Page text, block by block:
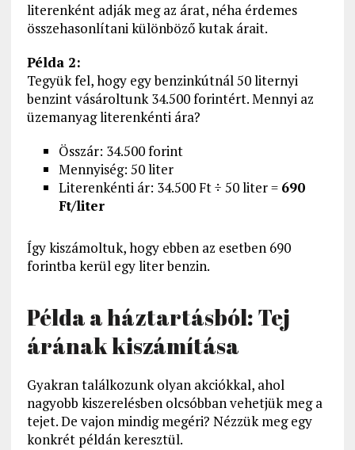
literenként adják meg az árat, néha érdemes
összehasonlítani különböző kutak árait.
Példa 2:
Tegyük fel, hogy egy benzinkútnál 50 liternyi
benzint vásároltunk 34.500 forintért. Mennyi az
üzemanyag literenkénti ára?
Összár: 34.500 forint
Mennyiség: 50 liter
Literenkénti ár: 34.500 Ft ÷ 50 liter = 690
Ft/liter
Így kiszámoltuk, hogy ebben az esetben 690
forintba kerül egy liter benzin.
Példa a háztartásból: Tej
árának kiszámítása
Gyakran találkozunk olyan akciókkal, ahol
nagyobb kiszerelésben olcsóbban vehetjük meg a
tejet. De vajon mindig megéri? Nézzük meg egy
konkrét példán keresztül.